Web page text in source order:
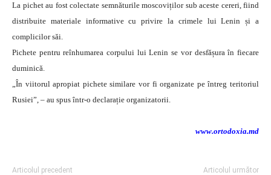
La pichet au fost colectate semnăturile moscoviților sub aceste cereri, fiind
distribuite materiale informative cu privire la crimele lui Lenin și a
complicilor săi.
Pichete pentru reînhumarea corpului lui Lenin se vor desfășura în fiecare
duminică.
„În viitorul apropiat pichete similare vor fi organizate pe întreg teritoriul
Rusiei”, – au spus într-o declarație organizatorii.
www.ortodoxia.md
Articolul precedent Articolul următor